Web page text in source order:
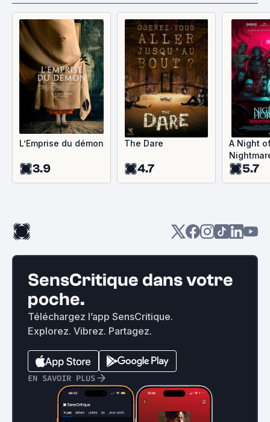
L’Emprise du démon
3.9
The Dare
4.7
A Night
5.7
SensCritique dans votre
poche.
Téléchargez l’app SensCritique.
Explorez. Vibrez. Partagez.
EN SAVOIR PLUS